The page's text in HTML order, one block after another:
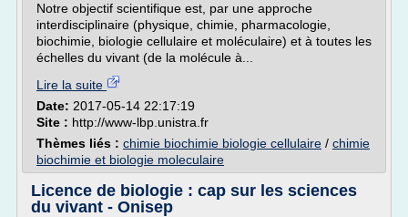
Notre objectif scientifique est, par une approche
interdisciplinaire (physique, chimie, pharmacologie,
biochimie, biologie cellulaire et moléculaire) et à toutes les
échelles du vivant (de la molécule à...
Lire la suite
Date: 2017-05-14 22:17:19
Site : http://www-lbp.unistra.fr
Thèmes liés : chimie biochimie biologie cellulaire / chimie
biochimie et biologie moleculaire
Licence de biologie : cap sur les sciences
du vivant - Onisep